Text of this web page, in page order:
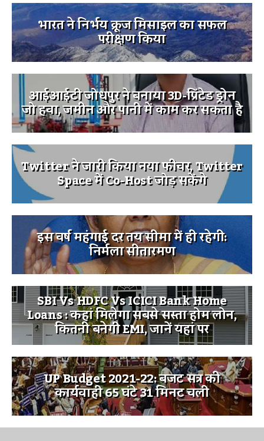
भारत ने निर्भय क्रूज मिसाइल का सफल
परीक्षण किया
आईआईटी जोधपुर ने बनाया 3D-प्रिंटेड ड्रोन
जो हवा, जमीन और पानी में काम कर सकता है
Twitter ने जारी किया नया फीचर, Twitter
Space में Co-Host जोड़ सकेंगे
इस वर्ष महंगाई दर तय सीमा में ही रहेगी:
निर्मला सीतारमण
SBI Vs HDFC Vs ICICI Bank Home
Loans : कहां मिलेगा सबसे सस्ता होम लोन,
कितनी बनेगी EMI, जानें यहां पर
UP Budget 2021-22: बजट सत्र की
कार्यवाही 65 घंटे 31 मिनट चली